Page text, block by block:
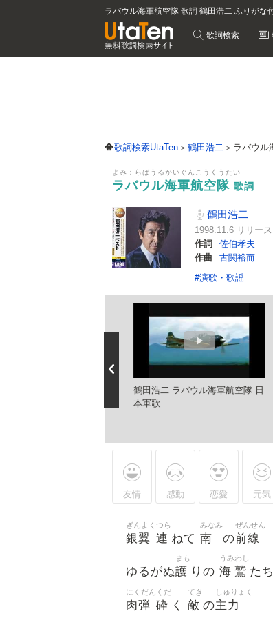
ラバウル海軍航空隊 歌詞 鶴田浩二 ふりがな
歌詞検索
歌詞検索UtaTen 鶴田浩二 ラバウル
よみ：らばうるかいぐんこうくうたい
ラバウル海軍航空隊 歌詞
鶴田浩二
1998.11.6 リリース
作詞
佐伯孝夫
作曲
古関裕而
#演歌・歌謡
鶴田浩二 ラバウル海軍航空隊 日
本軍歌
友情 感動 恋愛 元気
銀翼
ぎんよく
連
つら
ねて 南
みなみ
の前線
ぜんせん
ゆるがぬ護
まも
りの 海
うみ
鷲
わし
た
肉弾
にくだん
砕
くだ
く 敵
てき
の主力
しゅりょく